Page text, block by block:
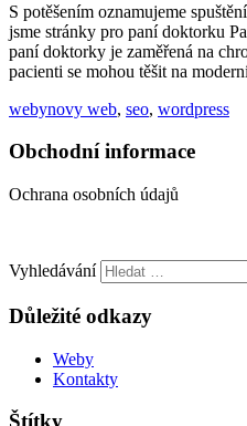
S potěšením oznamujeme
jsme stránky pro paní doktorku
paní doktorky je zaměřená na
pacienti se mohou těšit na
webynovy web, seo, wordpress
Obchodní informace
Ochrana osobních údajů
Vyhledávání
Důležité odkazy
Weby
Kontakty
Štítky